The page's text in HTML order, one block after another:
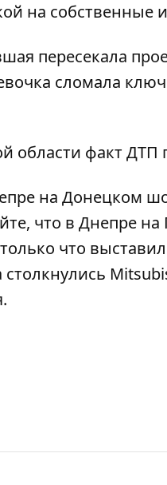
на собственные
пересекала
сломала
области факт ДТП
на Донецком
что в Днепре на
что